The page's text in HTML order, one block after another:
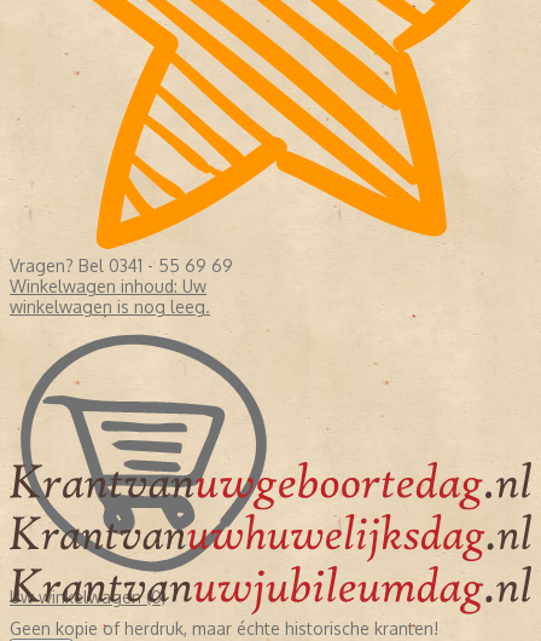
Vragen? Bel 0341 - 55 69 69
Winkelwagen inhoud: Uw
winkelwagen is nog leeg.
Uw winkelwagen (0)
Geen kopie of herdruk, maar échte historische kranten!